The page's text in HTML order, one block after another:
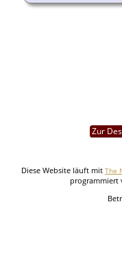
Zur
Diese Website läuft mit The
programmiert